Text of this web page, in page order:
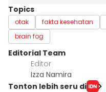
Topics
otak fakta kesehatan
brain fog
Editorial Team
Editor
Izza Namira
Tonton lebih seru di